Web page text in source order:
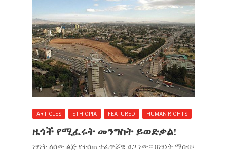
ARTICLES ETHIOPIA FEATURED HUMAN RIGHTS
ዜጎች የሚፈሩት መንግስት ይወድቃል!
ነፃነት ለሰው ልጅ የተሰጠ ተፈጥሯዊ ፀጋ ነው። በነፃነት ማሰብ፣